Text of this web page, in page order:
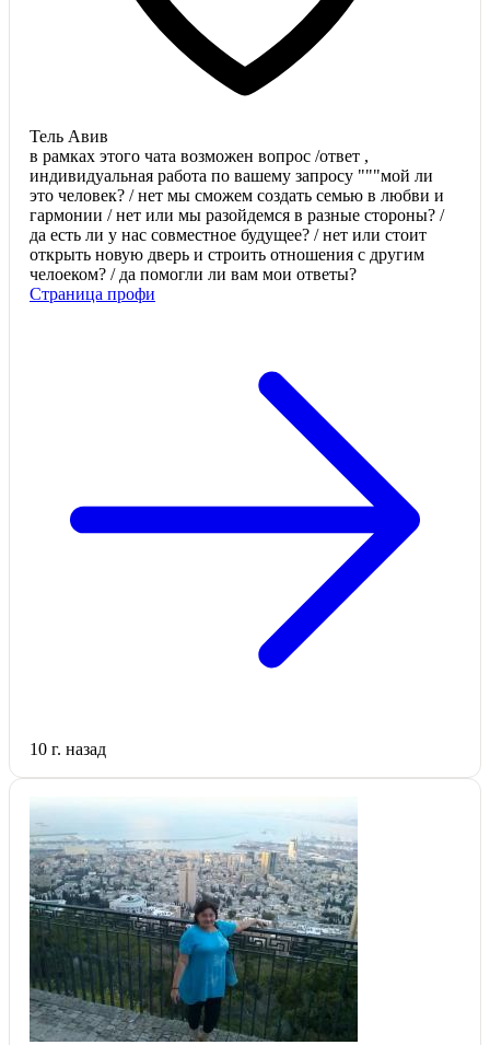
Тель Авив
в рамках этого чата возможен вопрос /ответ ,
индивидуальная работа по вашему запросу """мой ли
это человек? / нет мы сможем создать семью в любви и
гармонии / нет или мы разойдемся в разные стороны? /
да есть ли у нас совместное будущее? / нет или стоит
открыть новую дверь и строить отношения с другим
челоеком? / да помогли ли вам мои ответы?
Страница профи
10 г. назад